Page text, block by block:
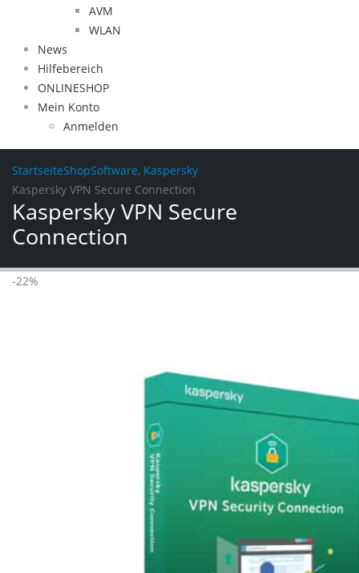
AVM
WLAN
News
Hilfebereich
ONLINESHOP
Mein Konto
Anmelden
StartseiteShopSoftware, Kaspersky
Kaspersky VPN Secure Connection
Kaspersky VPN Secure
Connection
-22%